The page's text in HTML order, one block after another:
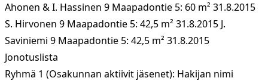
Ahonen & I. Hassinen 9 Maapadontie 5: 60 m² 31.8.2015
S. Hirvonen 9 Maapadontie 5: 42,5 m² 31.8.2015 J.
Saviniemi 9 Maapadontie 5: 42,5 m² 31.8.2015
Jonotuslista
Ryhmä 1 (Osakunnan aktiivit jäsenet): Hakijan nimi